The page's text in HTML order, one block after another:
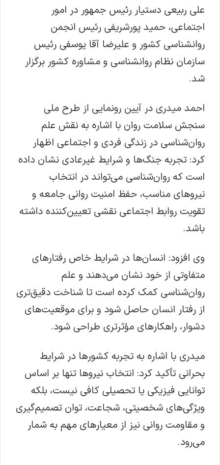
علی ربیعی دستیار رئیس جمهور در امور
اجتماعی، حمید پورشریفی رئیس انجمن
روانشناسی کشور و علیرضا آقا یوسفی رئیس
سازمان نظام روانشناسی و مشاوره کشور برگزار
شد.
احمد میدری در آیین رونمایی از طرح ملی
سنجش سلامت روان با اشاره به نقش علم
روان‌شناسی در زندگی فردی و اجتماعی اظهار
کرد: تجربه جنگ‌ها و شرایط غیرعادی نشان داده
است که روان‌شناسی می‌تواند در انتخاب
نیروهای مناسب، حفظ امنیت روانی جامعه و
تقویت روابط اجتماعی نقشی تعیین‌کننده داشته
باشد.
وی افزود: انسان‌ها در شرایط خاص رفتارهای
متفاوتی از خود نشان می‌دهند و علم
روان‌شناسی کمک کرده است تا شناخت دقیق‌تری
از رفتار انسان حاصل شود و برای موقعیت‌های
دشوار، راهکارهای مؤثرتری طراحی شود.
میدری با اشاره به تجربه کشورها در شرایط
بحرانی تأکید کرد: انتخاب نیروها تنها بر اساس
توانایی فیزیکی یا تحصیلی کافی نیست، بلکه
ویژگی‌های شخصیتی، شجاعت، توان تصمیم‌گیری
و مقاومت روانی نیز از معیارهای مهم به شمار
می‌رود.